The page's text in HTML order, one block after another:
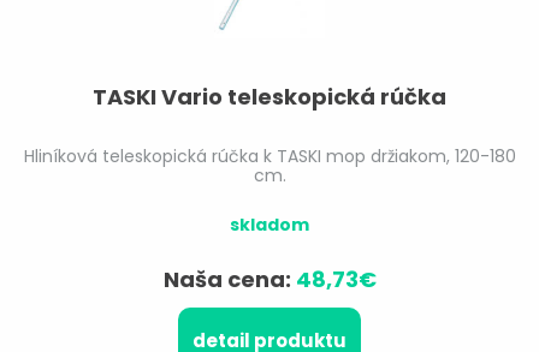
TASKI Vario teleskopická rúčka
Hliníková teleskopická rúčka k TASKI mop držiakom, 120-180
cm.
skladom
Naša cena: 48,73€
detail produktu